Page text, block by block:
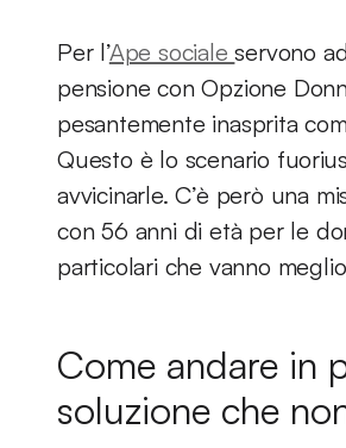
Per l’Ape socialeservono
pensione con Opzione
pesantemente inasprita
Questo è lo scenario
avvicinarle. C’è però una
con 56 anni di età per le
particolari che vanno
Come andare in
soluzione che